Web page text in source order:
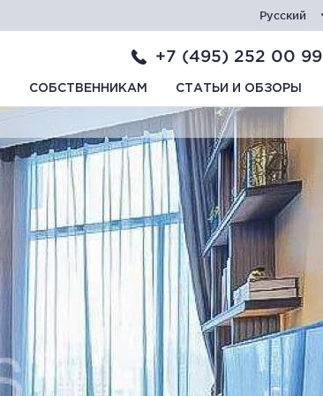
Русский
+7 (495) 252 00 99
СОБСТВЕННИКАМ СТАТЬИ И ОБЗОРЫ